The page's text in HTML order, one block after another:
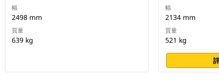
幅
2498 mm
質量
639 kg
幅
2134 mm
質量
521 kg